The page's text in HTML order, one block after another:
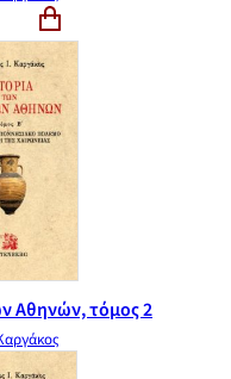
Αθηνών, τόμος 2